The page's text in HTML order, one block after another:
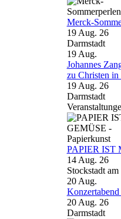
Merck-
19 Aug. 26
Darmstadt
19 Aug.
Johannes
zu Christen in
19 Aug. 26
Darmstadt
PAPIER IST
14 Aug. 26
Stockstadt
20 Aug.
20 Aug. 26
Darmstadt